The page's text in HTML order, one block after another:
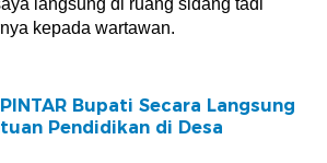
langsung di ruang sidang tadi
kepada wartawan.
Bupati Secara Langsung
Pendidikan di Desa